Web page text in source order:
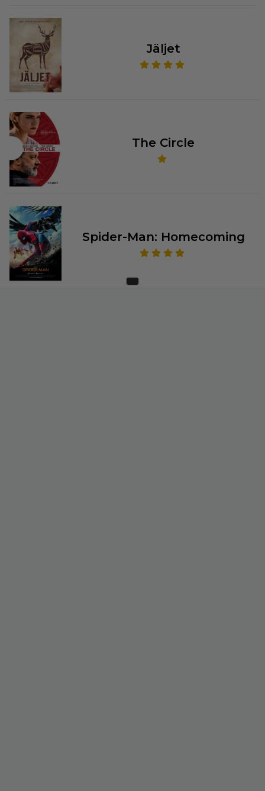
Jäljet
The Circle
Spider-Man: Homecoming